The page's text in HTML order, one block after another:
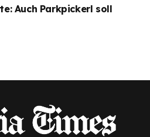
Auch Parkpickerl soll